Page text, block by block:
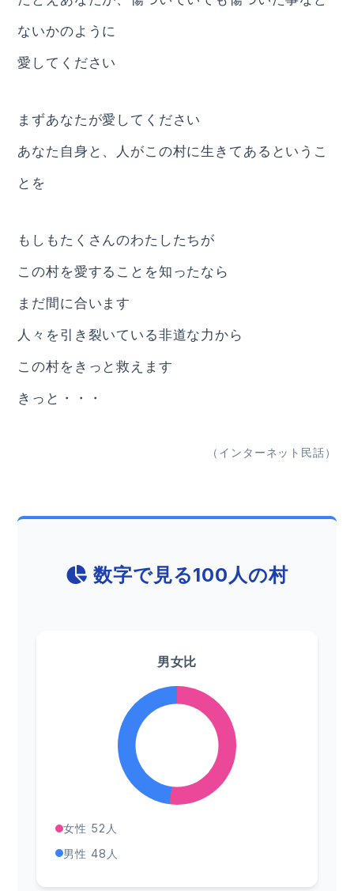
ないかのように
愛してください
まずあなたが愛してください
あなた自身と、人がこの村に生きてあるというこ
とを
もしもたくさんのわたしたちが
この村を愛することを知ったなら
まだ間に合います
人々を引き裂いている非道な力から
この村をきっと救えます
きっと・・・
（インターネット民話）
数字で見る100人の村
男女比
女性 52人
男性 48人